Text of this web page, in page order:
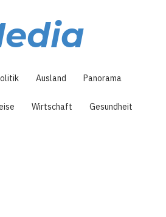
Ausland Panorama
Wirtschaft Gesundheit